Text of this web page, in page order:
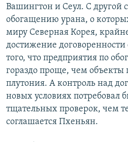
Вашингтон и Сеул. С другой
обогащению урана, о
миру Северная Корея,
достижение
того, что предприятия по
гораздо проще, чем объекты
плутония. А контроль над
новых условиях потребовал
тщательных проверок, чем
соглашается Пхеньян.